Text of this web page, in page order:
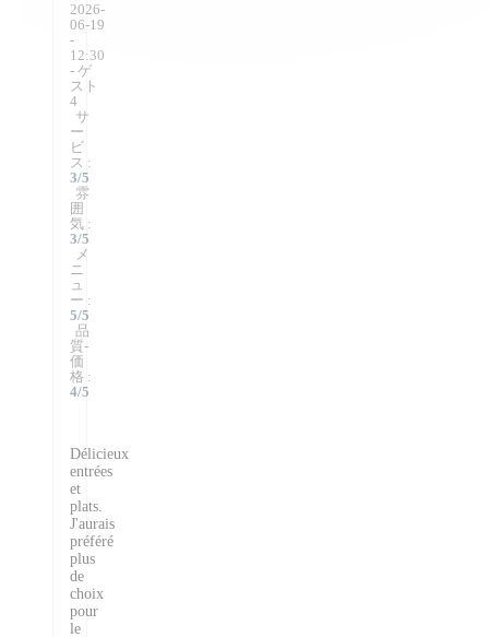
2026-
06-19
-
12:30
- ゲ
スト
4
サ
ー
ビ
ス :
3/5
雰
囲
気 :
3/5
メ
ニ
ュ
ー :
5/5
品
質-
価
格 :
4/5
Délicieux
entrées
et
plats.
J'aurais
préféré
plus
de
choix
pour
le